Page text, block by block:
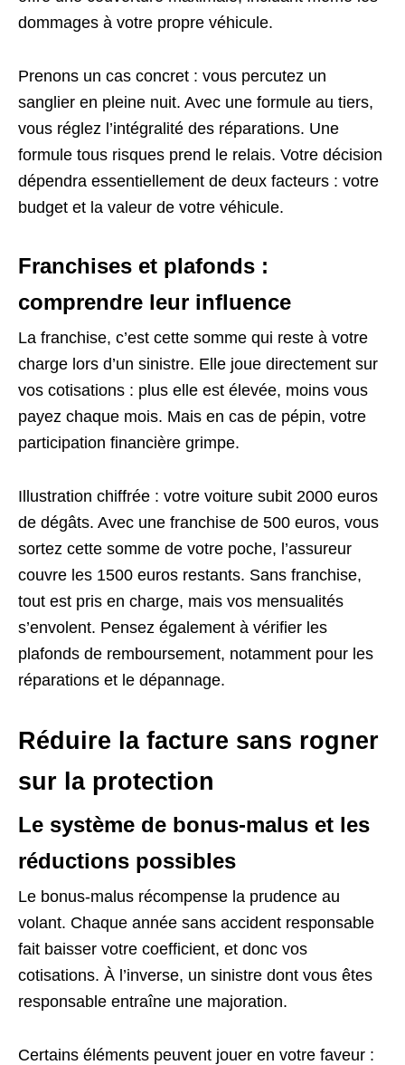
dommages à votre propre véhicule.
Prenons un cas concret : vous percutez un
sanglier en pleine nuit. Avec une formule au tiers,
vous réglez l’intégralité des réparations. Une
formule tous risques prend le relais. Votre décision
dépendra essentiellement de deux facteurs : votre
budget et la valeur de votre véhicule.
Franchises et plafonds :
comprendre leur influence
La franchise, c’est cette somme qui reste à votre
charge lors d’un sinistre. Elle joue directement sur
vos cotisations : plus elle est élevée, moins vous
payez chaque mois. Mais en cas de pépin, votre
participation financière grimpe.
Illustration chiffrée : votre voiture subit 2000 euros
de dégâts. Avec une franchise de 500 euros, vous
sortez cette somme de votre poche, l’assureur
couvre les 1500 euros restants. Sans franchise,
tout est pris en charge, mais vos mensualités
s’envolent. Pensez également à vérifier les
plafonds de remboursement, notamment pour les
réparations et le dépannage.
Réduire la facture sans rogner
sur la protection
Le système de bonus-malus et les
réductions possibles
Le bonus-malus récompense la prudence au
volant. Chaque année sans accident responsable
fait baisser votre coefficient, et donc vos
cotisations. À l’inverse, un sinistre dont vous êtes
responsable entraîne une majoration.
Certains éléments peuvent jouer en votre faveur :